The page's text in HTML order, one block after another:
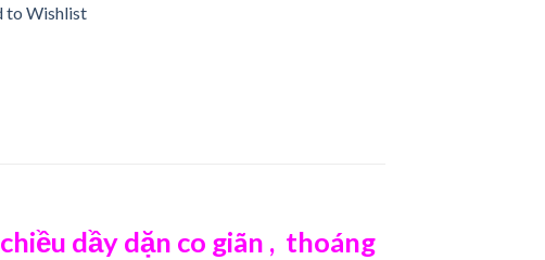
to Wishlist
dầy dặn co giãn , thoáng